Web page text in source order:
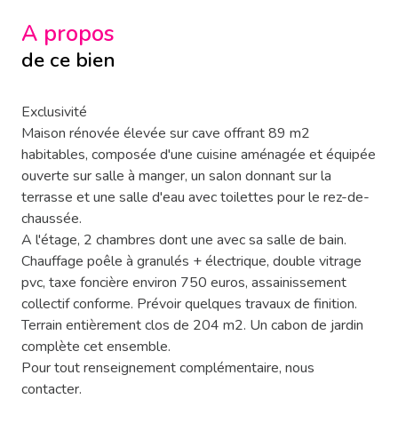
A propos
de ce bien
Exclusivité
Maison rénovée élevée sur cave offrant 89 m2
habitables, composée d'une cuisine aménagée et équipée
ouverte sur salle à manger, un salon donnant sur la
terrasse et une salle d'eau avec toilettes pour le rez-de-
chaussée.
A l'étage, 2 chambres dont une avec sa salle de bain.
Chauffage poêle à granulés + électrique, double vitrage
pvc, taxe foncière environ 750 euros, assainissement
collectif conforme. Prévoir quelques travaux de finition.
Terrain entièrement clos de 204 m2. Un cabon de jardin
complète cet ensemble.
Pour tout renseignement complémentaire, nous
contacter.